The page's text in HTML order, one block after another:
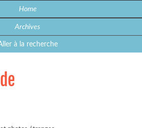
Home
Archives
à la recherche